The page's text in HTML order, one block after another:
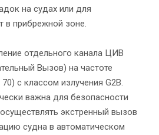
на судах или для
в прибрежной зоне.
отдельного канала ЦИВ
Вызов) на частоте
с классом излучения G2B.
важна для безопасности
экстренный вызов
судна в автоматическом